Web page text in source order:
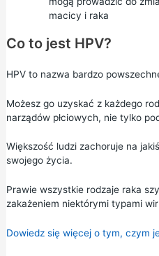
macicy i raka
Co to jest HPV?
HPV to nazwa bardzo
Możesz go uzyskać z każdego
narządów płciowych, nie tylko
Większość ludzi zachoruje na
swojego życia.
Prawie wszystkie rodzaje raka
zakażeniem niektórymi typami
Dowiedz się więcej o tym, czym